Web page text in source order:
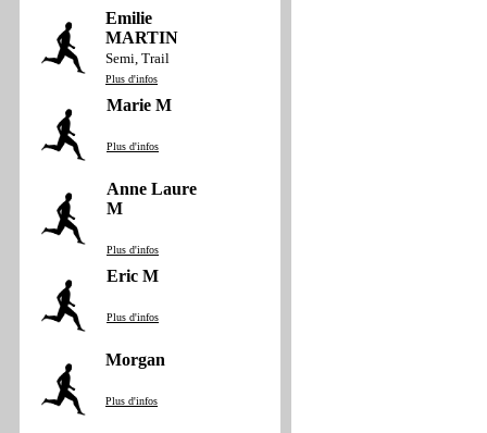
Emilie
MARTIN
Semi, Trail
Plus d'infos
Marie M
Plus d'infos
Anne Laure
M
Plus d'infos
Eric M
Plus d'infos
Morgan
Plus d'infos